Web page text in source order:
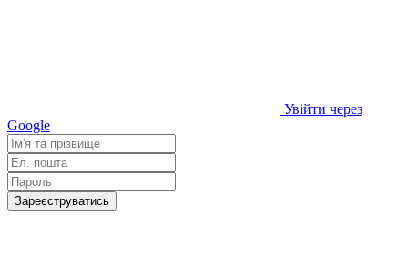
Увійти через
Google
Зареєструватись